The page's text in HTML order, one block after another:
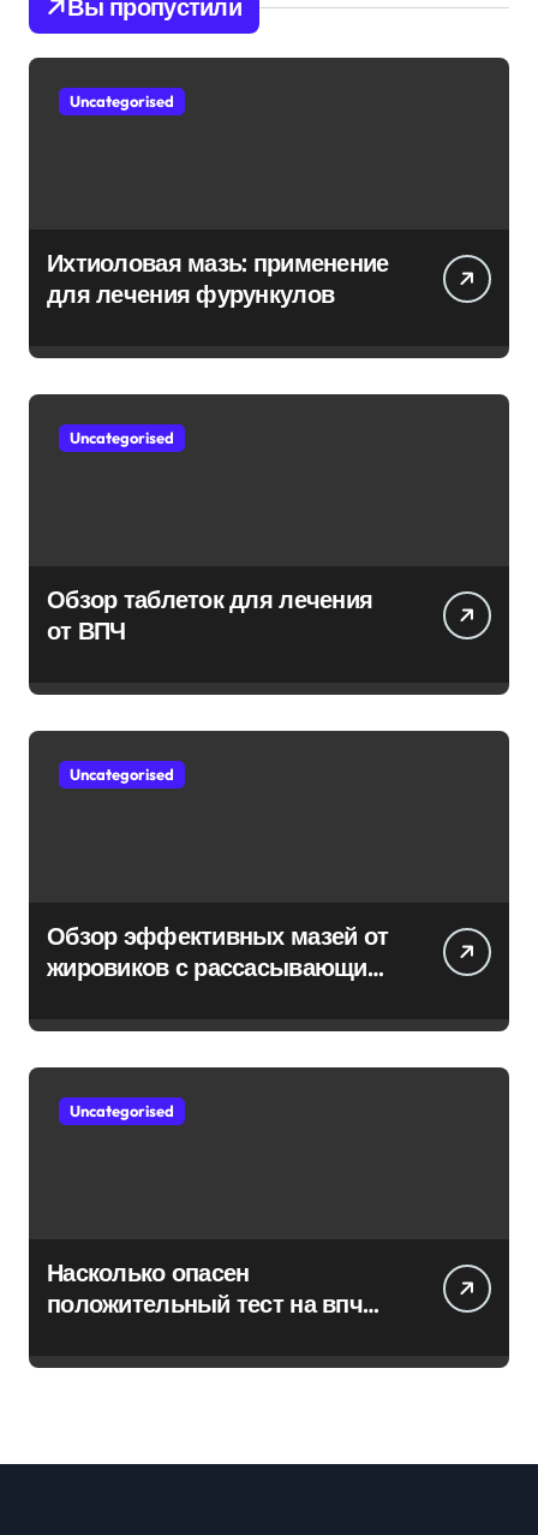
Вы пропустили
Uncategorised
Ихтиоловая мазь: применение
для лечения фурункулов
Uncategorised
Обзор таблеток для лечения
от ВПЧ
Uncategorised
Обзор эффективных мазей от
жировиков с рассасывающим
Uncategorised
Насколько опасен
положительный тест на впч